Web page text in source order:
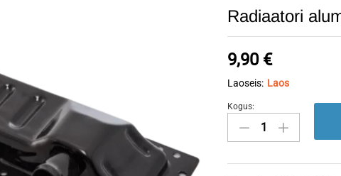
Radiaatori
9,90 €
Laoseis: Laos
Radiaatori
alumine
plekk
Kogus: